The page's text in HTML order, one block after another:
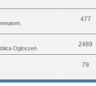
477
Ogłoszeń
2489
79